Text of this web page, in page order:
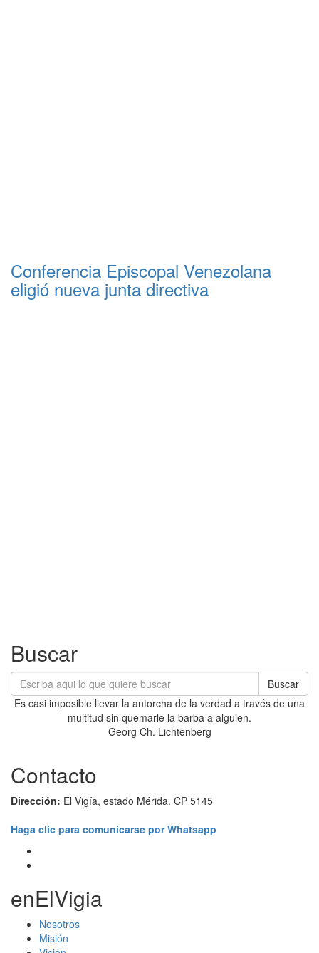
Conferencia Episcopal Venezolana
eligió nueva junta directiva
Buscar
Buscar
Es casi imposible llevar la antorcha de la verdad a través de una
multitud sin quemarle la barba a alguien.
Georg Ch. Lichtenberg
Contacto
Dirección: El Vigía, estado Mérida. CP 5145
Haga clic para comunicarse por Whatsapp
enElVigia
Nosotros
Misión